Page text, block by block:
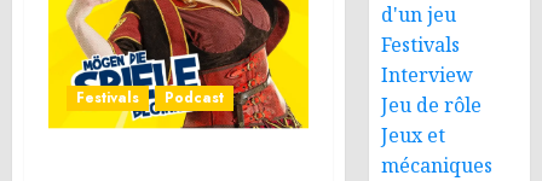
Festivals Podcast
d'un jeu
Festivals
Interview
Jeu de rôle
Jeux et
mécaniques